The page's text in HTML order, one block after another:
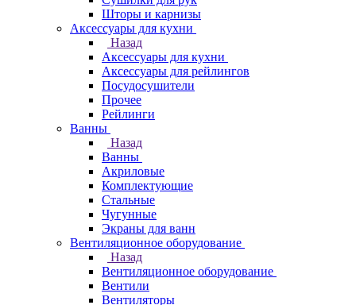
Шторы и карнизы
Аксессуары для кухни
Назад
Аксессуары для кухни
Аксессуары для рейлингов
Посудосушители
Прочее
Рейлинги
Ванны
Назад
Ванны
Акриловые
Комплектующие
Стальные
Чугунные
Экраны для ванн
Вентиляционное оборудование
Назад
Вентиляционное оборудование
Вентили
Вентиляторы